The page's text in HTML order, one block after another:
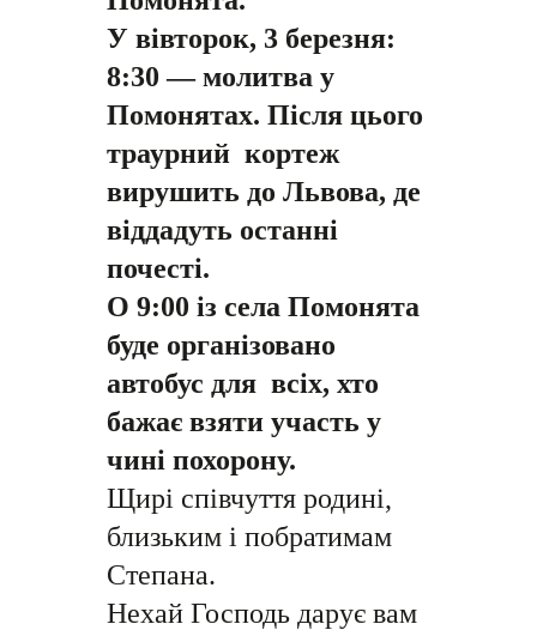
У вівторок, 3 березня:
8:30 — молитва у
Помонятах. Після цього
траурний кортеж
вирушить до Львова, де
віддадуть останні
почесті.
О 9:00 із села Помонята
буде організовано
автобус для всіх, хто
бажає взяти участь у
чині похорону.
Щирі співчуття родині,
близьким і побратимам
Степана.
Нехай Господь дарує вам